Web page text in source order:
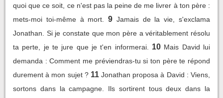
quoi que ce soit, ce n'est pas la peine de me livrer à ton père :
mets-moi toi-même à mort.
9 Jamais de la vie, s'exclama
Jonathan. Si je constate que mon père a véritablement résolu
ta perte, je te jure que je t'en informerai.
10 Mais David lui
demanda : Comment me préviendras-tu si ton père te répond
durement à mon sujet ? 11 Jonathan proposa à David : Viens,
sortons dans la campagne. Ils sortirent tous deux dans la